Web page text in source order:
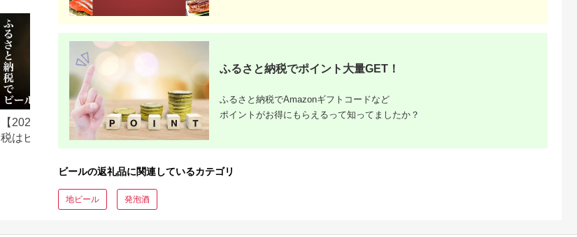
【2026年最新】ふるさと納
税はビールがお得！還元
Amazonふるさと納税はお買
い物気分で寄付できる。
返礼品も登場
ふるさと納税でポイント大量GET！
ふるさと納税でAmazonギフトコードなど
ポイントがお得にもらえるって知ってましたか？
ビールの返礼品に関連しているカテゴリ
地ビール 発泡酒